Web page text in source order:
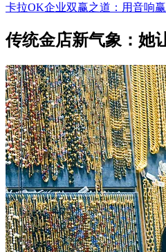
卡拉OK企业双赢之道：用音响
传统金店新气象：她